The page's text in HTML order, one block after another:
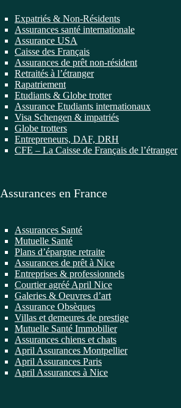
Expatriés & Non-Résidents
Assurances santé internationale
Assurance USA
Caisse des Français
Assurances de prêt non-résident
Retraités à l’étranger
Rapatriement
Etudiants & Globe trotter
Assurance Etudiants internationaux
Visa Schengen & impatriés
Globe trotters
Entrepreneurs, DAF, DRH
CFE – La Caisse de Français de l’étranger
Assurances en France
Assurances Santé
Mutuelle Santé
Plans d’épargne retraite
Assurances de prêt à Nice
Entreprises & professionnels
Courtier agréé April Nice
Galeries & Oeuvres d’art
Assurance Obsèques
Villas et demeures de prestige
Mutuelle Santé Immobilier
Assurances chiens et chats
April Assurances Montpellier
April Assurances Paris
April Assurances à Nice